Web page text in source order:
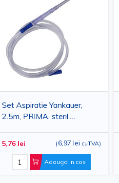
Set Aspiratie Yankauer,
2.5m, PRIMA, steril,
5,76 lei (6,97 lei cuTVA)
Adauga in cos